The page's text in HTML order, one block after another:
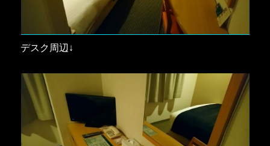
デスク周辺↓